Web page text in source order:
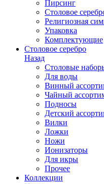
Пирсинг
Столовое
Религиозная
Упаковка
Комплектующие
Столовое серебро
Назад
Столовые
Для воды
Винный
Чайный
Подносы
Детский
Вилки
Ложки
Ножи
Ионизаторы
Для икры
Прочее
Коллекции